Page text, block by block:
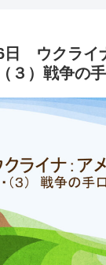
日 ウクライ
３）戦争の